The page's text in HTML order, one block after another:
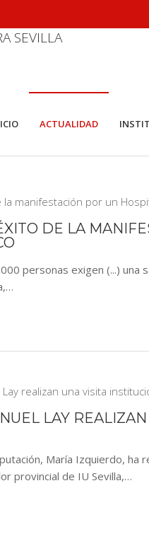
ACTUALIDAD
DE LA
personas exigen (...) una
LAY
María Izquierdo, ha
provincial de IU Sevilla,…